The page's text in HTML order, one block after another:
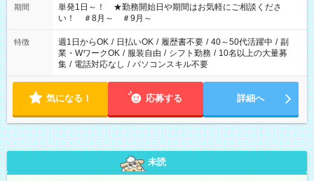
期間
単発1日～！ ★勤務開始日や期間はお気軽にご相談くださ
い！ ＃8月～ ＃9月～
特徴 週1日からOK / 日払いOK / 履歴書不要 / 40～50代活躍中 / 副
業・WワークOK / 服装自由 / シフト勤務 / 10名以上の大量募
集 / 電話対応なし / パソコンスキル不要
気になる！ 応募する 詳細へ
未読